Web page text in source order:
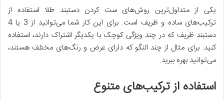
یکی از متداول‌ترین روش‌های ست کردن دستبند طلا استفاده از
ترکیب‌های ساده و ظریف است. برای این کار شما می‌توانید از 3 یا 4
دستبند ظریف که در چند ویژگی کوچک با یکدیگر اشتراک دارند، استفاده
کنید. برای مثال از چند النگو که دارای عرض و رنگ‌های مختلف هستند،
می‌توانید بهره ببرید.
استفاده از ترکیب‌های متنوع